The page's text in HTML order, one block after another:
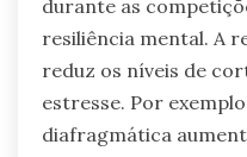
durante as
resiliência mental. A
reduz os níveis de
estresse. Por
diafragmática